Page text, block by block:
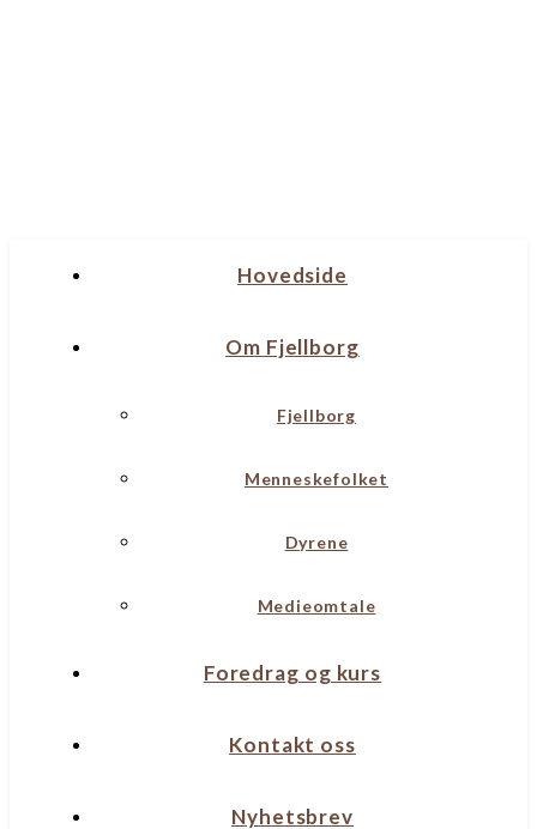
Hovedside
Om Fjellborg
Fjellborg
Menneskefolket
Dyrene
Medieomtale
Foredrag og kurs
Kontakt oss
Nyhetsbrev